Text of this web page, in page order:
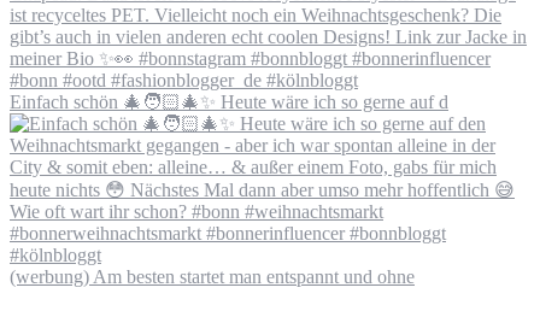
Einfach schön 🎄🧑🏻‍🎄✨ Heute wäre ich so gerne auf d
(werbung) Am besten startet man entspannt und ohne